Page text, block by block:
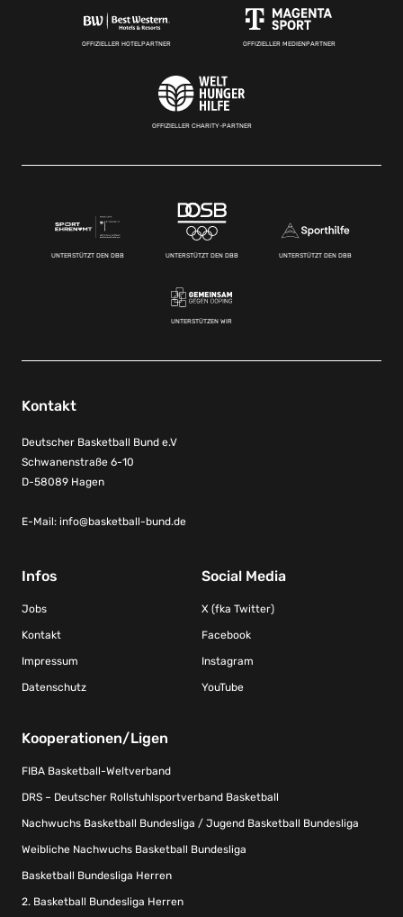
OFFIZIELLER HOTELPARTNER OFFIZIELLER MEDIENPARTNER
OFFIZIELLER CHARITY-PARTNER
UNTERSTÜTZT DEN DBB UNTERSTÜTZT DEN DBB UNTERSTÜTZT DEN DBB
UNTERSTÜTZEN WIR
Kontakt
Deutscher Basketball Bund e.V
Schwanenstraße 6-10
D-58089 Hagen
E-Mail: info@basketball-bund.de
Infos
Jobs
Kontakt
Impressum
Datenschutz
Social Media
X (fka Twitter)
Facebook
Instagram
YouTube
Kooperationen/Ligen
FIBA Basketball-Weltverband
DRS – Deutscher Rollstuhlsportverband Basketball
Nachwuchs Basketball Bundesliga / Jugend Basketball Bundesliga
Weibliche Nachwuchs Basketball Bundesliga
Basketball Bundesliga Herren
2. Basketball Bundesliga Herren